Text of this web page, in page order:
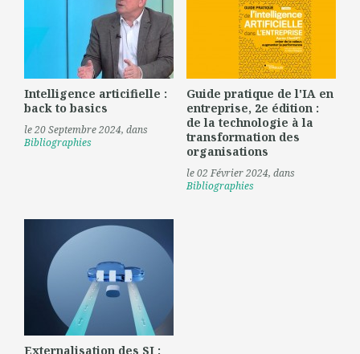
Intelligence articifielle :
back to basics
le 20 Septembre 2024, dans
Bibliographies
Guide pratique de l'IA en
entreprise, 2e édition :
de la technologie à la
transformation des
organisations
le 02 Février 2024, dans
Bibliographies
Externalisation des SI :